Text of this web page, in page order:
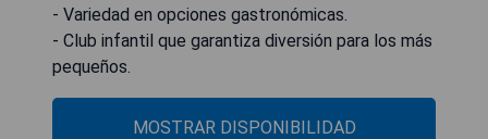
- Variedad en opciones gastronómicas.
- Club infantil que garantiza diversión para los más
pequeños.
MOSTRAR DISPONIBILIDAD